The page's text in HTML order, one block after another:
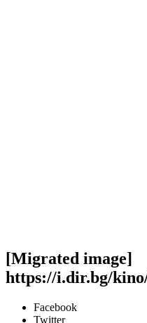
[Migrated image]
https://i.dir.bg/
Facebook
Twitter